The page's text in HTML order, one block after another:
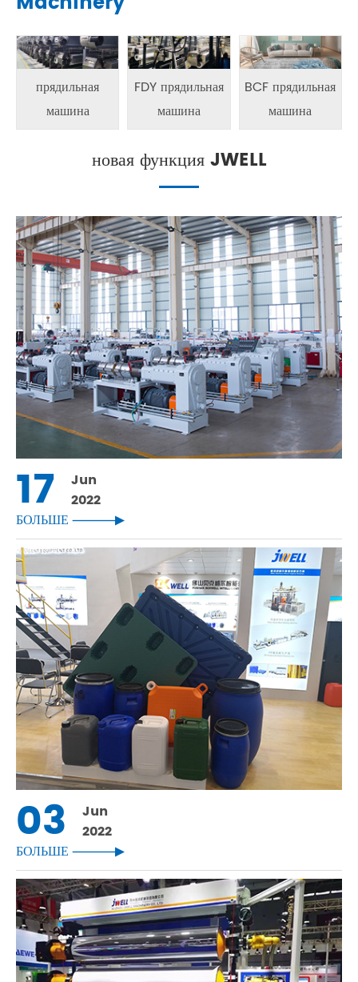
прядильная
машина
FDY прядильная
машина
BCF прядильная
машина
новая функция JWELL
17
Jun
2022
БОЛЬШЕ 
03
Jun
2022
БОЛЬШЕ 